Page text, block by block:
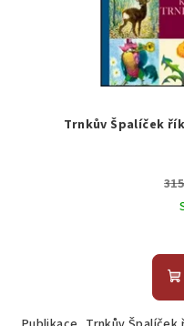
Trnkův Špalíček